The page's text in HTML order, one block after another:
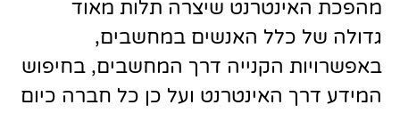
מהפכת האינטרנט שיצרה תלות מאוד
גדולה של כלל האנשים במחשבים,
באפשרויות הקנייה דרך המחשבים, בחיפוש
המידע דרך האינטרנט ועל כן כל חברה כיום